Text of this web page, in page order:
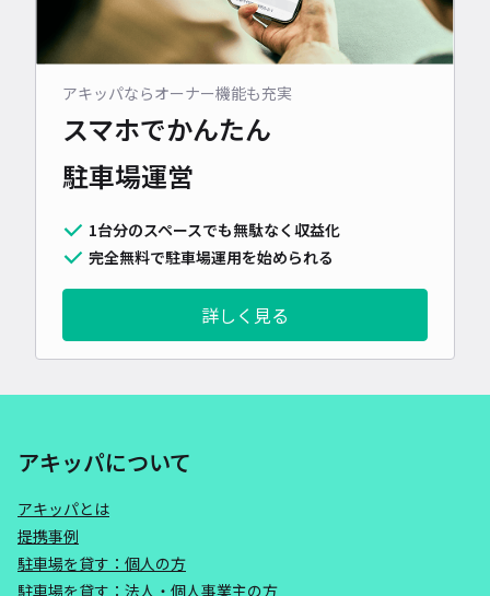
アキッパならオーナー機能も充実
スマホでかんたん
駐車場運営
1台分のスペースでも無駄なく収益化
完全無料で駐車場運用を始められる
詳しく見る
アキッパについて
アキッパとは
提携事例
駐車場を貸す：個人の方
駐車場を貸す：法人・個人事業主の方